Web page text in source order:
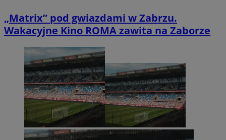
„Matrix” pod gwiazdami w Zabrzu.
Wakacyjne Kino ROMA zawita na Zaborze